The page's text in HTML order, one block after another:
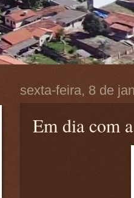
sexta-feira, 8 de
Em dia com